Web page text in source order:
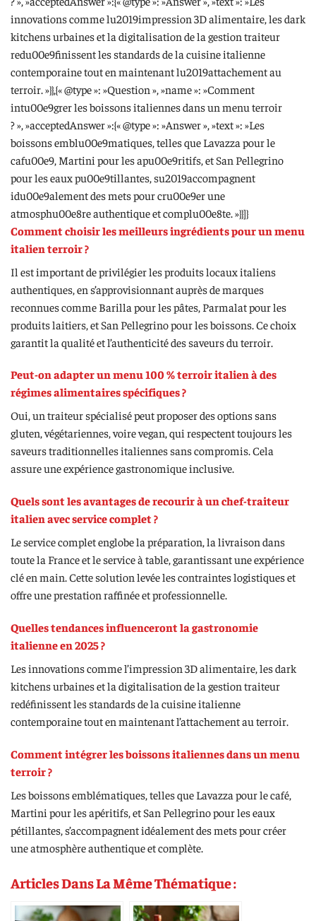
innovations comme lu2019impression 3D alimentaire, les dark
kitchens urbaines et la digitalisation de la gestion traiteur
redu00e9finissent les standards de la cuisine italienne
contemporaine tout en maintenant lu2019attachement au
terroir. »}},{« @type »: »Question », »name »: »Comment
intu00e9grer les boissons italiennes dans un menu terroir
? », »acceptedAnswer »:{« @type »: »Answer », »text »: »Les
boissons emblu00e9matiques, telles que Lavazza pour le
cafu00e9, Martini pour les apu00e9ritifs, et San Pellegrino
pour les eaux pu00e9tillantes, su2019accompagnent
idu00e9alement des mets pour cru00e9er une
atmosphu00e8re authentique et complu00e8te. »}}]}
Comment choisir les meilleurs ingrédients pour un menu
italien terroir ?
Il est important de privilégier les produits locaux italiens
authentiques, en s’approvisionnant auprès de marques
reconnues comme Barilla pour les pâtes, Parmalat pour les
produits laitiers, et San Pellegrino pour les boissons. Ce choix
garantit la qualité et l’authenticité des saveurs du terroir.
Peut-on adapter un menu 100 % terroir italien à des
régimes alimentaires spécifiques ?
Oui, un traiteur spécialisé peut proposer des options sans
gluten, végétariennes, voire vegan, qui respectent toujours les
saveurs traditionnelles italiennes sans compromis. Cela
assure une expérience gastronomique inclusive.
Quels sont les avantages de recourir à un chef-traiteur
italien avec service complet ?
Le service complet englobe la préparation, la livraison dans
toute la France et le service à table, garantissant une expérience
clé en main. Cette solution levée les contraintes logistiques et
offre une prestation raffinée et professionnelle.
Quelles tendances influenceront la gastronomie
italienne en 2025 ?
Les innovations comme l’impression 3D alimentaire, les dark
kitchens urbaines et la digitalisation de la gestion traiteur
redéfinissent les standards de la cuisine italienne
contemporaine tout en maintenant l’attachement au terroir.
Comment intégrer les boissons italiennes dans un menu
terroir ?
Les boissons emblématiques, telles que Lavazza pour le café,
Martini pour les apéritifs, et San Pellegrino pour les eaux
pétillantes, s’accompagnent idéalement des mets pour créer
une atmosphère authentique et complète.
Articles Dans La Même Thématique :